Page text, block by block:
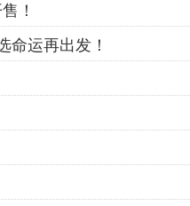
！
命运再出发！